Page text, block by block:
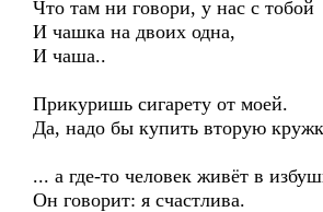
Что там ни говори, у нас с тобой
И чашка на двоих одна,
И чаша..
Прикуришь сигарету от моей.
Да, надо бы купить вторую
... а где-то человек живёт в
Он говорит: я счастлива.